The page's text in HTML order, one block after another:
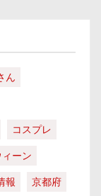
ん
コスプレ
ーン
報
京都府